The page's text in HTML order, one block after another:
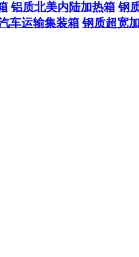
铝质北美内陆加热箱 钢
车运输集装箱 钢质超宽